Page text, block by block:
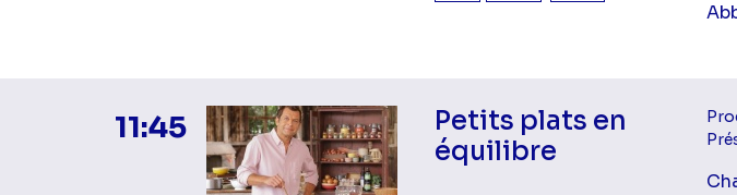
11:45
Petits plats en
équilibre